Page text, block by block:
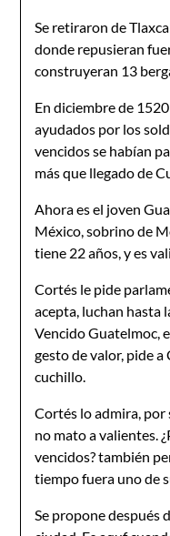
Se retiraron de
donde repusieran
construyeran 13
En diciembre de
ayudados por los
vencidos se habían
más que llegado de
Ahora es el joven
México, sobrino de
tiene 22 años, y es
Cortés le pide
acepta, luchan hasta
Vencido Guatelmoc,
gesto de valor, pide a
cuchillo.
Cortés lo admira,
no mato a valientes.
vencidos? también
tiempo fuera uno de
Se propone después